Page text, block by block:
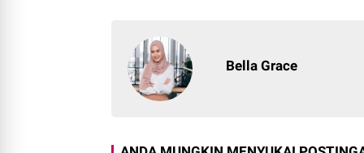
Bella Grace